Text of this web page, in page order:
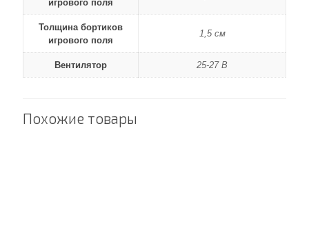
игрового поля
Толщина бортиков
игрового поля
1,5 см
Вентилятор 25-27 В
Похожие товары